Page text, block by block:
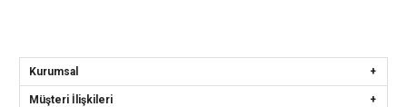
Kurumsal
Müşteri İlişkileri